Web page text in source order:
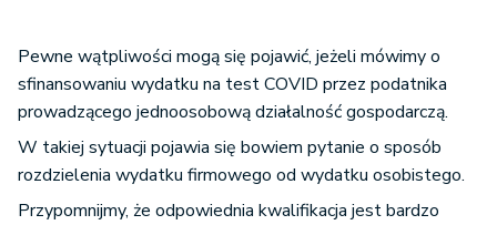
Pewne wątpliwości mogą się pojawić, jeżeli mówimy o
sfinansowaniu wydatku na test COVID przez podatnika
prowadzącego jednoosobową działalność gospodarczą.
W takiej sytuacji pojawia się bowiem pytanie o sposób
rozdzielenia wydatku firmowego od wydatku osobistego.
Przypomnijmy, że odpowiednia kwalifikacja jest bardzo